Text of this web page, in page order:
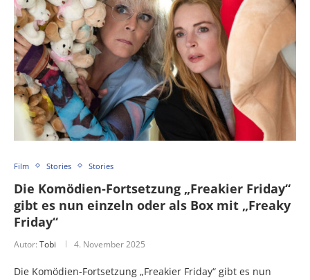
Film Stories Stories
Die Komödien-Fortsetzung „Freakier Friday“
gibt es nun einzeln oder als Box mit „Freaky
Friday“
Autor: Tobi 4. November 2025
Die Komödien-Fortsetzung „Freakier Friday“ gibt es nun